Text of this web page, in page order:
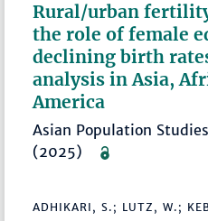
Rural/urban
the role of female
declining birth
analysis in Asia,
America
Asian Population
(2025)
ADHIKARI, S.; LUTZ, W.;